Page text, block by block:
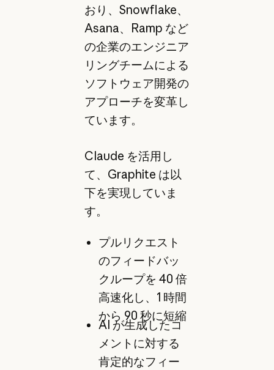
おり、Snowflake、
Asana、Ramp など
の企業のエンジニア
リングチームによる
ソフトウェア開発の
アプローチを変革し
ています。
Claude を活用し
て、Graphite は以
下を実現していま
す。
プルリクエスト
のフィードバッ
クループを 40 倍
高速化し、1 時間
から 90 秒に短縮
AI が生成したコ
メントに対する
肯定的なフィー